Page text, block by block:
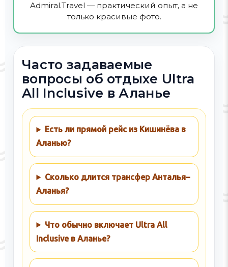
Admiral.Travel — практический опыт, а не
только красивые фото.
Часто задаваемые
вопросы об отдыхе Ultra
All Inclusive в Аланье
Есть ли прямой рейс из Кишинёва в
Аланью?
Сколько длится трансфер Анталья–
Аланья?
Что обычно включает Ultra All
Inclusive в Аланье?